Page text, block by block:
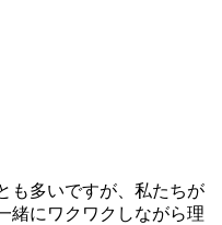
も多いですが、私たちが
緒にワクワクしながら理